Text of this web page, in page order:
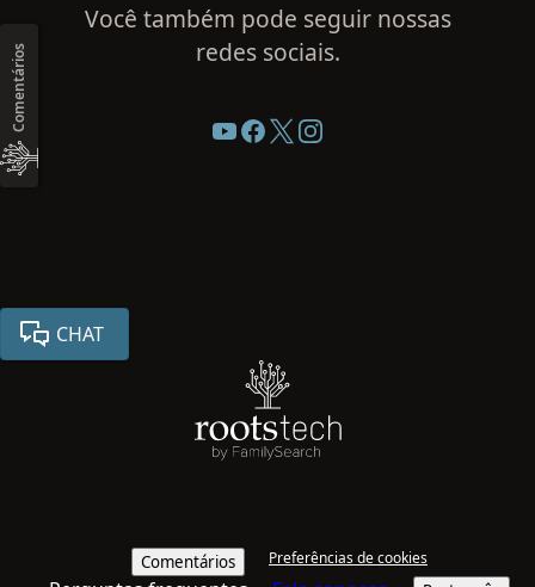
Você também pode seguir nossas
redes sociais.
CHAT
Comentários Preferências de cookies
Comentários